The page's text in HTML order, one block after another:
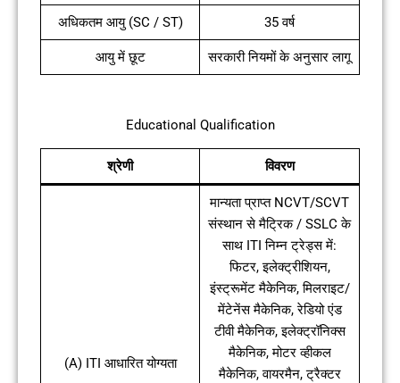
अधिकतम आयु (SC / ST) 35 वर्ष
आयु में छूट सरकारी नियमों के अनुसार लागू
Educational Qualification
श्रेणी विवरण
(A) ITI आधारित योग्यता
मान्यता प्राप्त NCVT/SCVT
संस्थान से मैट्रिक / SSLC के
साथ ITI निम्न ट्रेड्स में:
फिटर, इलेक्ट्रीशियन,
इंस्ट्रूमेंट मैकेनिक, मिलराइट/
मेंटेनेंस मैकेनिक, रेडियो एंड
टीवी मैकेनिक, इलेक्ट्रॉनिक्स
मैकेनिक, मोटर व्हीकल
मैकेनिक, वायरमैन, ट्रैक्टर